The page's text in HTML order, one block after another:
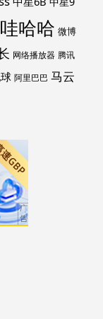
哇哈哈 微博
网络播放器 腾讯
阿里巴巴 马云